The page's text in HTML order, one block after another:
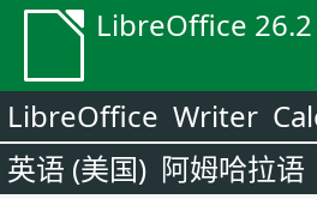
LibreOffice 26.2
LibreOffice Writer
英语 (美国) 阿姆哈拉语